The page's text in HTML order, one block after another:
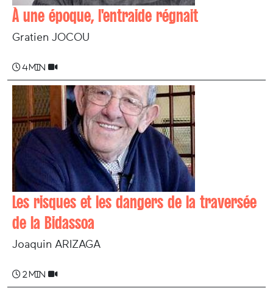
À une époque, l'entraide régnait
Gratien JOCOU
4 min
Les risques et les dangers de la traversée
de la Bidassoa
Joaquin ARIZAGA
2 min